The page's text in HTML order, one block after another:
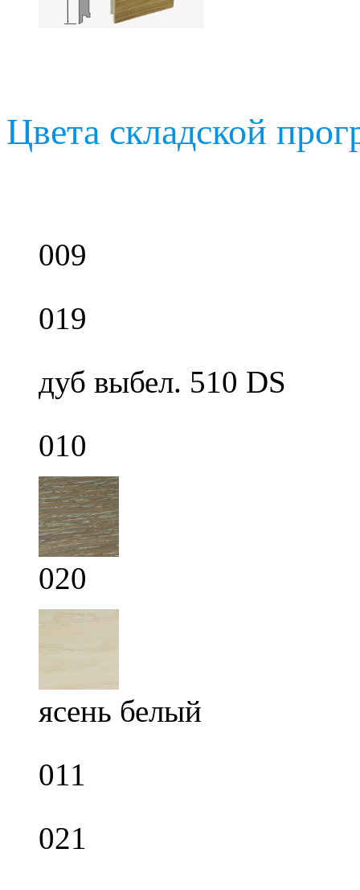
Цвета складской
009
019
дуб выбел. 510 DS
010
020
ясень белый
011
021